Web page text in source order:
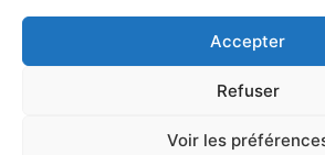
Accepter
Refuser
Voir les
Stand de tir LA
Près de Mazembroz
Tel: +41 (0)79 220 41
Plan d'accès